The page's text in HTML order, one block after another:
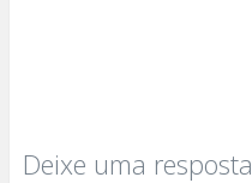
Deixe uma resposta